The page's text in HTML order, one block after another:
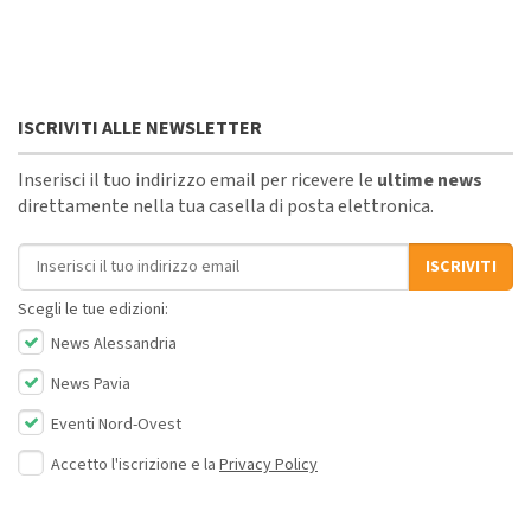
ISCRIVITI ALLE NEWSLETTER
Inserisci il tuo indirizzo email per ricevere le ultime news
direttamente nella tua casella di posta elettronica.
Indirizzo email
ISCRIVITI
Scegli le tue edizioni:
News Alessandria
News Pavia
Eventi Nord-Ovest
Accetto l'iscrizione e la Privacy Policy